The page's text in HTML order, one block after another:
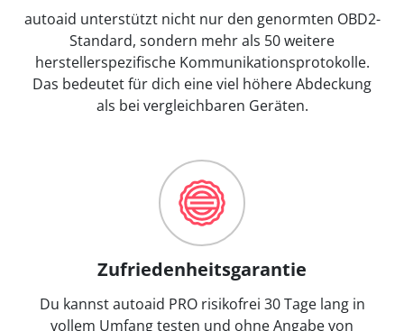
autoaid unterstützt nicht nur den genormten OBD2-
Standard, sondern mehr als 50 weitere
herstellerspezifische Kommunikationsprotokolle.
Das bedeutet für dich eine viel höhere Abdeckung
als bei vergleichbaren Geräten.
Zufriedenheitsgarantie
Du kannst autoaid PRO risikofrei 30 Tage lang in
vollem Umfang testen und ohne Angabe von